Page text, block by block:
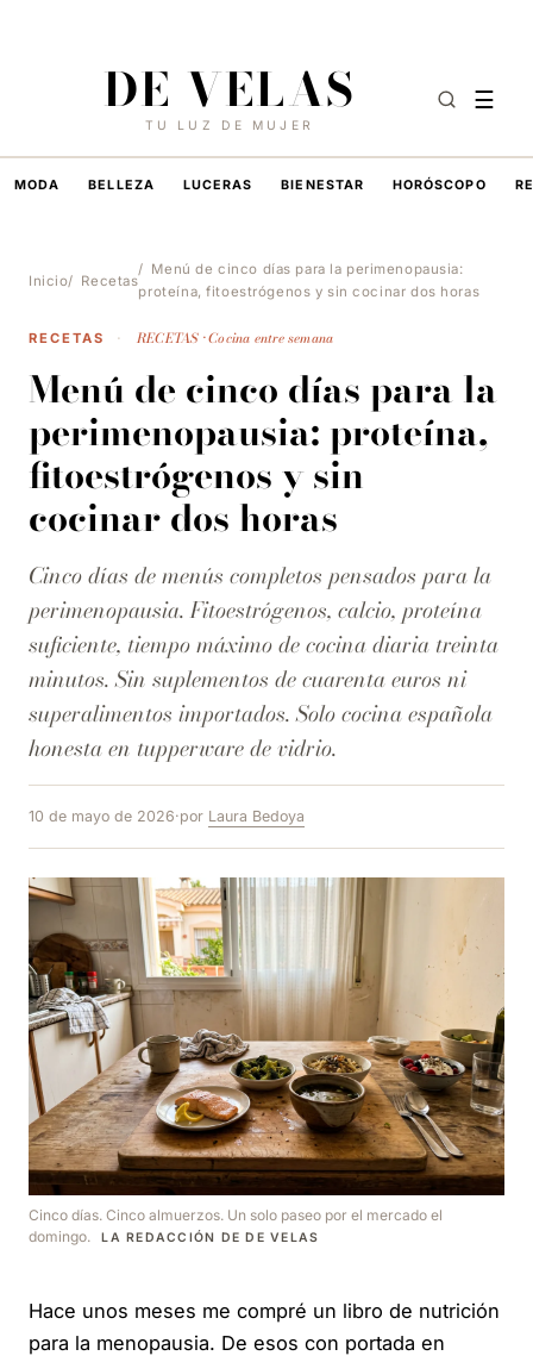
DE VELAS
TU LUZ DE MUJER
☰
MODA BELLEZA LUCERAS BIENESTAR HORÓSCOPO
Inicio Recetas
Menú de cinco días para la perimenopausia:
proteína, fitoestrógenos y sin cocinar dos horas
RECETAS · RECETAS · Cocina entre semana
Menú de cinco días para la
perimenopausia: proteína,
fitoestrógenos y sin
cocinar dos horas
Cinco días de menús completos pensados para la
perimenopausia. Fitoestrógenos, calcio, proteína
suficiente, tiempo máximo de cocina diaria treinta
minutos. Sin suplementos de cuarenta euros ni
superalimentos importados. Solo cocina española
honesta en tupperware de vidrio.
10 de mayo de 2026·por Laura Bedoya
Cinco días. Cinco almuerzos. Un solo paseo por el mercado el
domingo.
LA REDACCIÓN DE DE VELAS
Hace unos meses me compré un libro de nutrición
para la menopausia. De esos con portada en